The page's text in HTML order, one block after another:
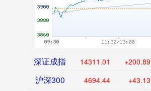
深证成指 14311.01 +200.89
沪深300 4694.44 +43.13